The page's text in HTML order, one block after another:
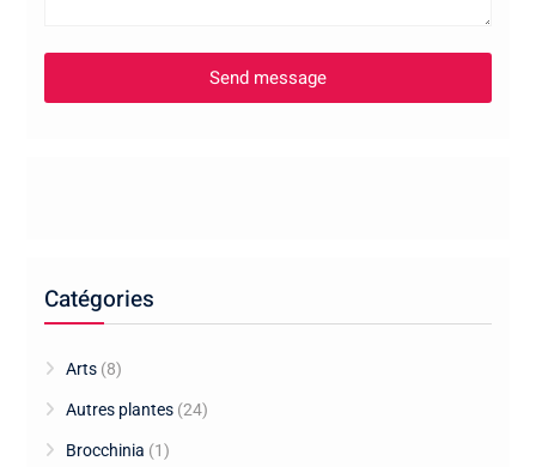
Catégories
Arts (8)
Autres plantes (24)
Brocchinia (1)